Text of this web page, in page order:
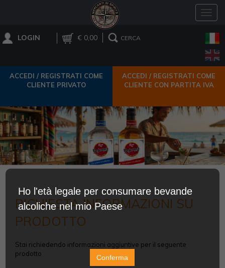
LOGIN € 0,00 CERCA
ACCEDI / REGISTRATI COME
CLIENTE PRIVATO
ACCEDI / REGISTRATI COME
CLIENTE CON PARTITA IVA
RICHIESTA INFORMAZIONI SU
PRODOTTO
Stai richiedendo informazioni aggiuntive per il seguente
prodotto
Ho l'età legale per consumare bevande
alcoliche nel mio Paese
Conferma